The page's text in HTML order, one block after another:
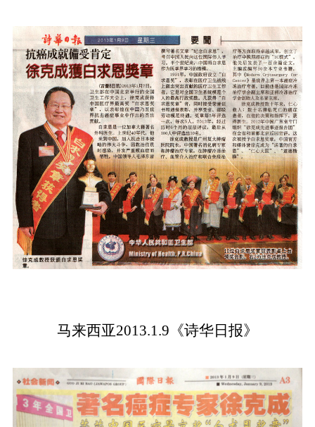
马来西亚2013.1.9《诗华日报》